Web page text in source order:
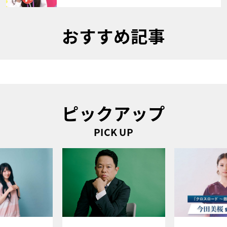
おすすめ記事
ピックアップ
PICK UP